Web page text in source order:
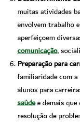
muitas atividades
envolvem trabalho
aperfeiçoem
comunicação,
Preparação para
familiaridade com
alunos para
saúdee demais que
resolução de